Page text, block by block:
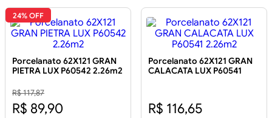
24% OFF
Porcelanato 62X121 GRAN
PIETRA LUX P60542 2.26m2
R$ 117,87
R$ 89,90
Porcelanato 62X121 GRAN
CALACATA LUX P60541
R$ 116,65